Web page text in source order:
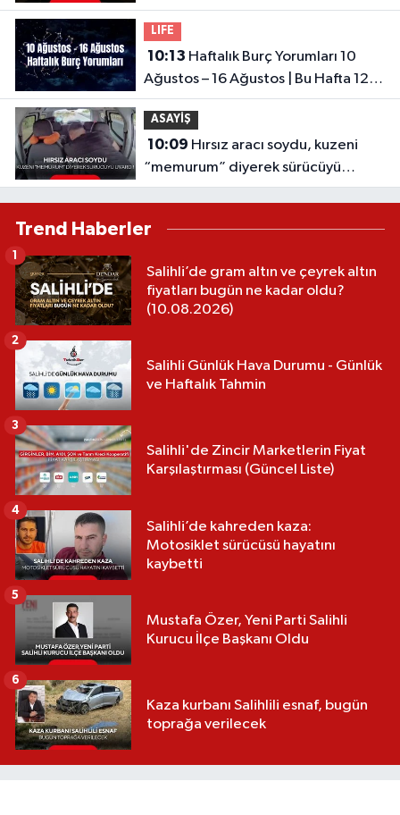
etkisiz hale getirildiler...
LIFE
10:13
Ağustos – 16 Ağustos | Bu Hafta 12
Burcu Neler Bekliyor?
ASAYİŞ
10:09
“memurum” diyerek sürücüyü
uyardı! Pes dedirten plan
Trend Haberler
Salihli’de gram altın ve çeyrek altın
fiyatları bugün ne kadar oldu?
(10.08.2026)
1
Salihli Günlük Hava Durumu - Günlük
ve Haftalık Tahmin
2
Salihli'de Zincir Marketlerin Fiyat
Karşılaştırması (Güncel Liste)
3
Salihli’de kahreden kaza:
Motosiklet sürücüsü hayatını
kaybetti
4
Mustafa Özer, Yeni Parti Salihli
Kurucu İlçe Başkanı Oldu
5
Kaza kurbanı Salihlili esnaf, bugün
toprağa verilecek
6